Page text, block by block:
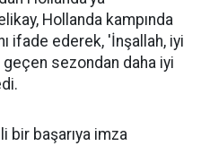
Hollanda kampında
ifade ederek, 'İnşallah, iyi
sezondan daha iyi
bir başarıya imza